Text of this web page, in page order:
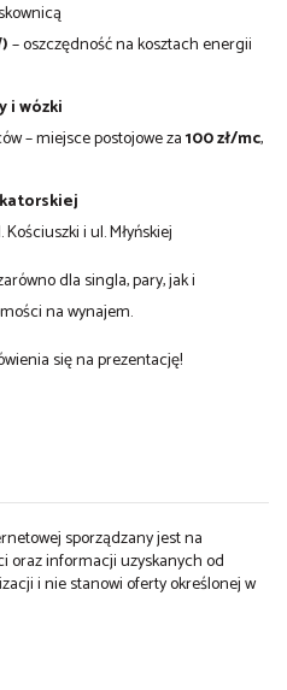
– oszczędność na kosztach energii
i wózki
– miejsce postojowe za100 zł/mc,
Kościuszki i ul. Młyńskiej
dla singla, pary, jak i
na wynajem.
się na prezentację!
sporządzany jest na
oraz informacji uzyskanych od
i nie stanowi oferty określonej w